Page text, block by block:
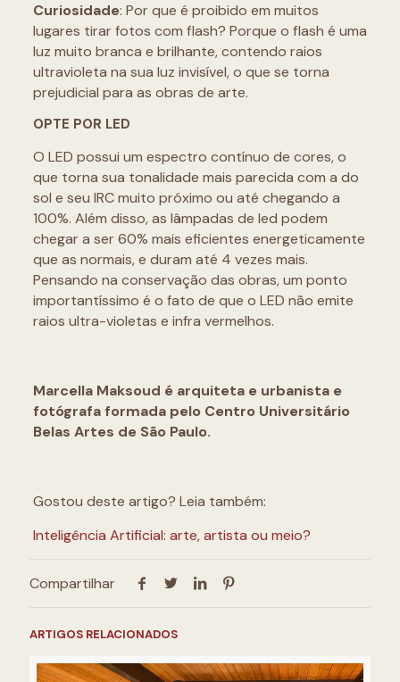
Curiosidade: Por que é proibido em muitos
lugares tirar fotos com flash? Porque o flash é uma
luz muito branca e brilhante, contendo raios
ultravioleta na sua luz invisível, o que se torna
prejudicial para as obras de arte.
OPTE POR LED
O LED possui um espectro contínuo de cores, o
que torna sua tonalidade mais parecida com a do
sol e seu IRC muito próximo ou até chegando a
100%. Além disso, as lâmpadas de led podem
chegar a ser 60% mais eficientes energeticamente
que as normais, e duram até 4 vezes mais.
Pensando na conservação das obras, um ponto
importantíssimo é o fato de que o LED não emite
raios ultra-violetas e infra vermelhos.
Marcella Maksoud é arquiteta e urbanista e
fotógrafa formada pelo Centro Universitário
Belas Artes de São Paulo.
Gostou deste artigo? Leia também:
Inteligência Artificial: arte, artista ou meio?
Compartilhar
ARTIGOS RELACIONADOS